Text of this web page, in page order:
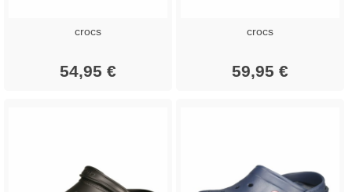
crocs
54,95 €
crocs
59,95 €